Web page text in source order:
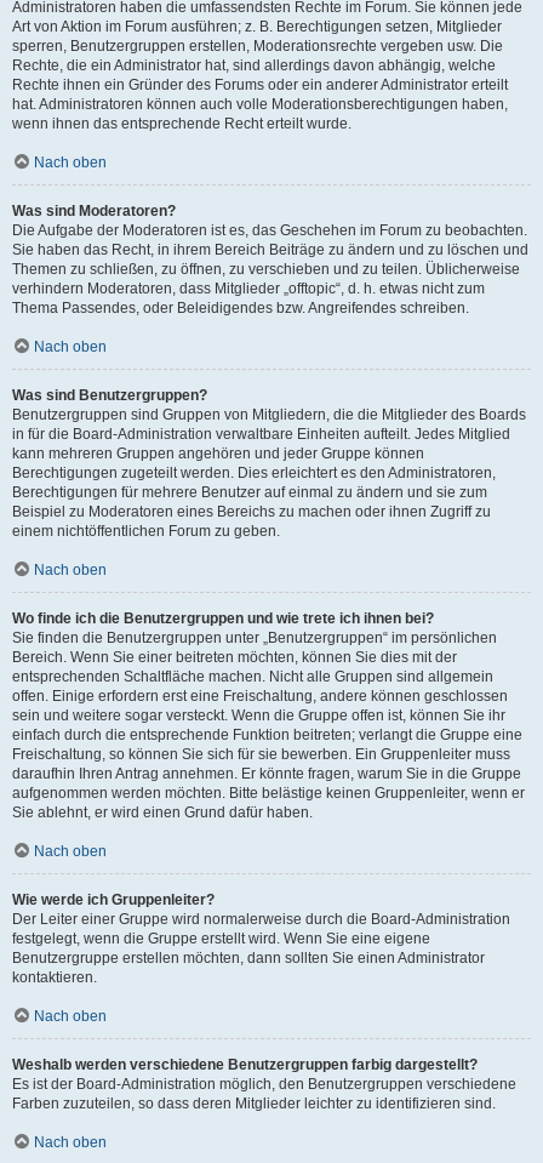
Administratoren haben die umfassendsten Rechte im Forum. Sie können jede
Art von Aktion im Forum ausführen; z. B. Berechtigungen setzen, Mitglieder
sperren, Benutzergruppen erstellen, Moderationsrechte vergeben usw. Die
Rechte, die ein Administrator hat, sind allerdings davon abhängig, welche
Rechte ihnen ein Gründer des Forums oder ein anderer Administrator erteilt
hat. Administratoren können auch volle Moderationsberechtigungen haben,
wenn ihnen das entsprechende Recht erteilt wurde.
Nach oben
Was sind Moderatoren?
Die Aufgabe der Moderatoren ist es, das Geschehen im Forum zu beobachten.
Sie haben das Recht, in ihrem Bereich Beiträge zu ändern und zu löschen und
Themen zu schließen, zu öffnen, zu verschieben und zu teilen. Üblicherweise
verhindern Moderatoren, dass Mitglieder „offtopic“, d. h. etwas nicht zum
Thema Passendes, oder Beleidigendes bzw. Angreifendes schreiben.
Nach oben
Was sind Benutzergruppen?
Benutzergruppen sind Gruppen von Mitgliedern, die die Mitglieder des Boards
in für die Board-Administration verwaltbare Einheiten aufteilt. Jedes Mitglied
kann mehreren Gruppen angehören und jeder Gruppe können
Berechtigungen zugeteilt werden. Dies erleichtert es den Administratoren,
Berechtigungen für mehrere Benutzer auf einmal zu ändern und sie zum
Beispiel zu Moderatoren eines Bereichs zu machen oder ihnen Zugriff zu
einem nichtöffentlichen Forum zu geben.
Nach oben
Wo finde ich die Benutzergruppen und wie trete ich ihnen bei?
Sie finden die Benutzergruppen unter „Benutzergruppen“ im persönlichen
Bereich. Wenn Sie einer beitreten möchten, können Sie dies mit der
entsprechenden Schaltfläche machen. Nicht alle Gruppen sind allgemein
offen. Einige erfordern erst eine Freischaltung, andere können geschlossen
sein und weitere sogar versteckt. Wenn die Gruppe offen ist, können Sie ihr
einfach durch die entsprechende Funktion beitreten; verlangt die Gruppe eine
Freischaltung, so können Sie sich für sie bewerben. Ein Gruppenleiter muss
daraufhin Ihren Antrag annehmen. Er könnte fragen, warum Sie in die Gruppe
aufgenommen werden möchten. Bitte belästige keinen Gruppenleiter, wenn er
Sie ablehnt, er wird einen Grund dafür haben.
Nach oben
Wie werde ich Gruppenleiter?
Der Leiter einer Gruppe wird normalerweise durch die Board-Administration
festgelegt, wenn die Gruppe erstellt wird. Wenn Sie eine eigene
Benutzergruppe erstellen möchten, dann sollten Sie einen Administrator
kontaktieren.
Nach oben
Weshalb werden verschiedene Benutzergruppen farbig dargestellt?
Es ist der Board-Administration möglich, den Benutzergruppen verschiedene
Farben zuzuteilen, so dass deren Mitglieder leichter zu identifizieren sind.
Nach oben